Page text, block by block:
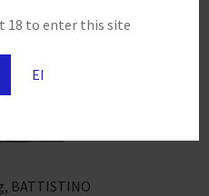
18 to enter this site
EI
BATTISTINO